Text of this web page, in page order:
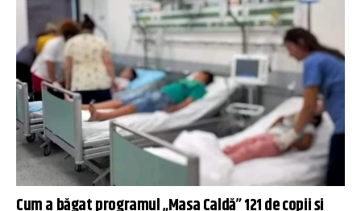
Cum a băgat programul „Masa Caldă” 121 de copii și